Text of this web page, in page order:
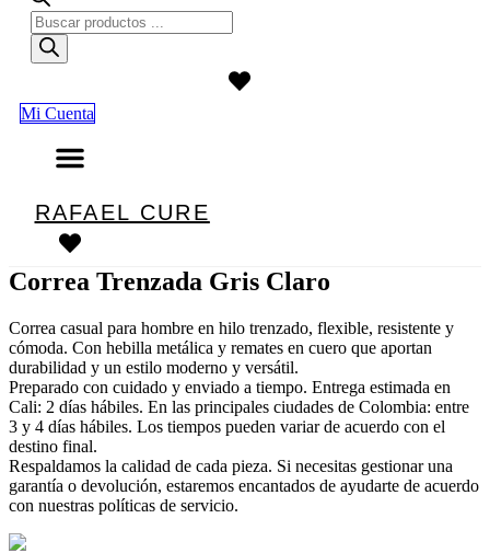
Búsqueda
de
productos
Mi Cuenta
RAFAEL CURE
Correa Trenzada Gris Claro
Correa casual para hombre en hilo trenzado, flexible, resistente y
cómoda. Con hebilla metálica y remates en cuero que aportan
durabilidad y un estilo moderno y versátil.
Preparado con cuidado y enviado a tiempo. Entrega estimada en
Cali: 2 días hábiles. En las principales ciudades de Colombia: entre
3 y 4 días hábiles. Los tiempos pueden variar de acuerdo con el
destino final.
Respaldamos la calidad de cada pieza. Si necesitas gestionar una
garantía o devolución, estaremos encantados de ayudarte de acuerdo
con nuestras políticas de servicio.